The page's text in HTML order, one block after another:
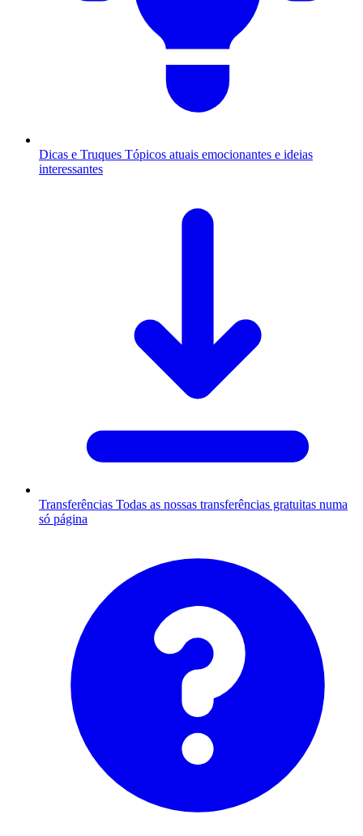
Dicas e Truques Tópicos atuais emocionantes e ideias
interessantes
Transferências Todas as nossas transferências gratuitas numa
só página